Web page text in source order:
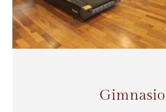
Gimnasio